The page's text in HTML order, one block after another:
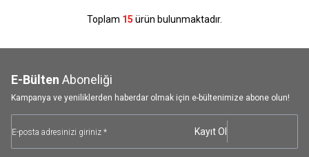
Toplam 15 ürün bulunmaktadır.
E-Bülten Aboneliği
Kampanya ve yeniliklerden haberdar olmak için e-bültenimize abone olun!
Kayıt Ol